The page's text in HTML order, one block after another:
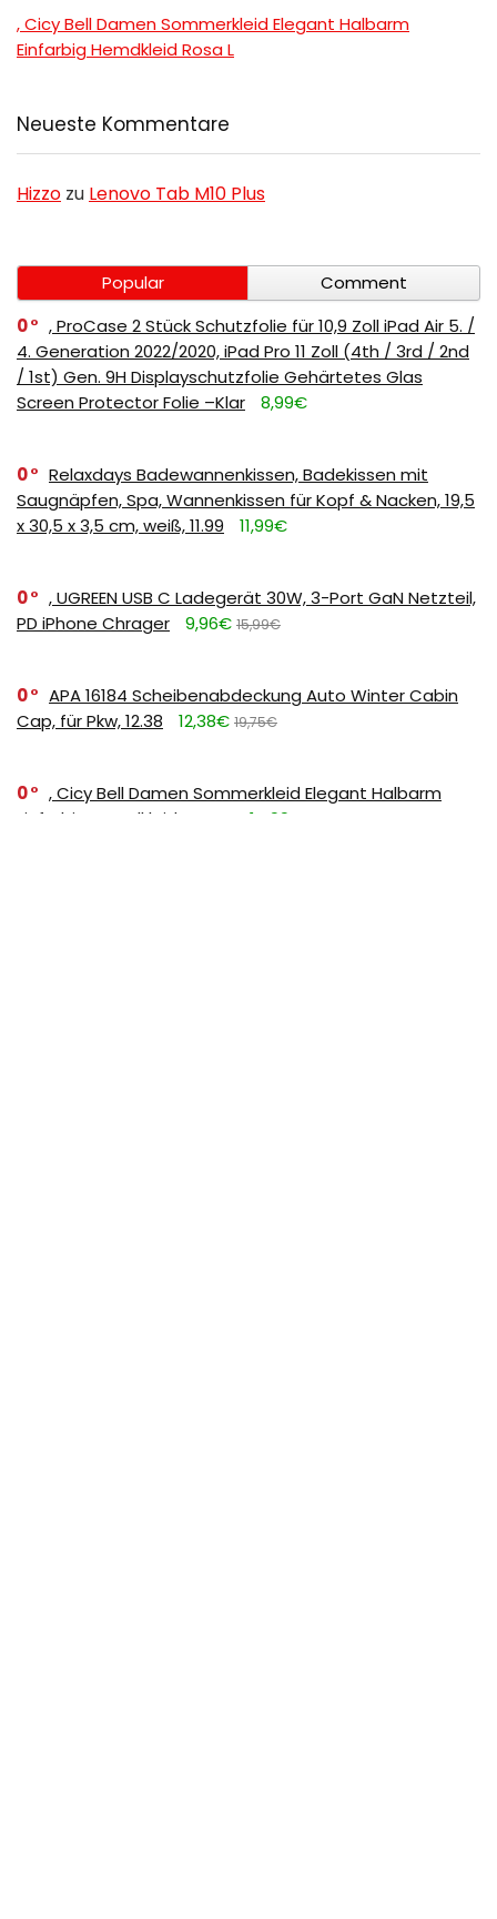
, Cicy Bell Damen Sommerkleid Elegant Halbarm
Einfarbig Hemdkleid Rosa L
Neueste Kommentare
Hizzo zu Lenovo Tab M10 Plus
Popular
Comment
0
, ProCase 2 Stück Schutzfolie für 10,9 Zoll iPad Air 5. /
4. Generation 2022/2020, iPad Pro 11 Zoll (4th / 3rd / 2nd
/ 1st) Gen. 9H Displayschutzfolie Gehärtetes Glas
Screen Protector Folie –Klar
8,99€
0
Relaxdays Badewannenkissen, Badekissen mit
Saugnäpfen, Spa, Wannenkissen für Kopf & Nacken, 19,5
x 30,5 x 3,5 cm, weiß, 11.99
11,99€
0
, UGREEN USB C Ladegerät 30W, 3-Port GaN Netzteil,
PD iPhone Chrager
9,96€ 15,99€
0
APA 16184 Scheibenabdeckung Auto Winter Cabin
Cap, für Pkw, 12.38
12,38€ 19,75€
0
, Cicy Bell Damen Sommerkleid Elegant Halbarm
Einfarbig Hemdkleid Rosa L
14,99€